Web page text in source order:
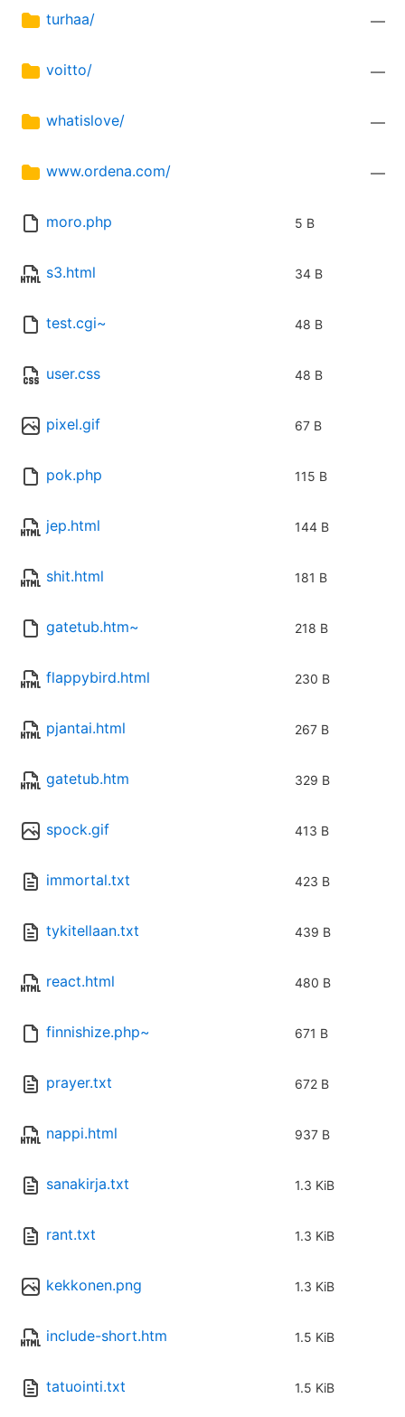
turhaa/ —
voitto/ —
whatislove/ —
www.ordena.com/ —
moro.php 5 B
s3.html 34 B
test.cgi~ 48 B
user.css 48 B
pixel.gif 67 B
pok.php 115 B
jep.html 144 B
shit.html 181 B
gatetub.htm~ 218 B
flappybird.html 230 B
pjantai.html 267 B
gatetub.htm 329 B
spock.gif 413 B
immortal.txt 423 B
tykitellaan.txt 439 B
react.html 480 B
finnishize.php~ 671 B
prayer.txt 672 B
nappi.html 937 B
sanakirja.txt 1.3 KiB
rant.txt 1.3 KiB
kekkonen.png 1.3 KiB
include-short.htm 1.5 KiB
tatuointi.txt 1.5 KiB